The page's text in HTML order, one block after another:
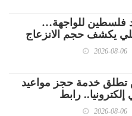
فلسطين للواجهة…
يكشف حجم الانزعاج
2026-08-06
تطلق خدمة حجز مواعيد
رابط
2026-08-06